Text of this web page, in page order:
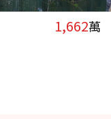
1,662萬